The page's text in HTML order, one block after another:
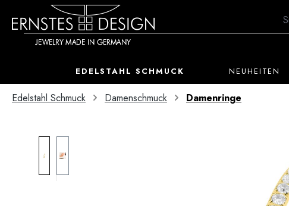
Hauptinhalt springen
Zur Suche springen
Zur Hauptnavigation springen
EDELSTAHL SCHMUCK NEUHEITEN
Edelstahl Schmuck Damenschmuck Damenringe